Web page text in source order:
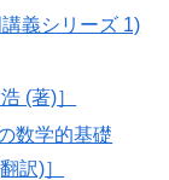
義シリーズ 1)
(著)］
数学的基礎
訳)］